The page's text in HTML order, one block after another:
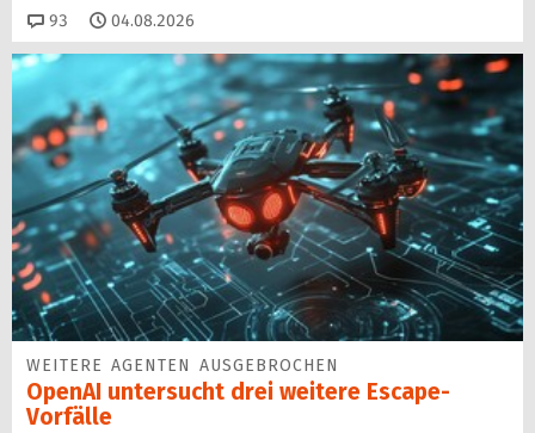
93 Kommentare
04.08.2026
WEITERE AGENTEN AUSGEBROCHEN
OpenAI untersucht drei weitere Escape-
Vorfälle